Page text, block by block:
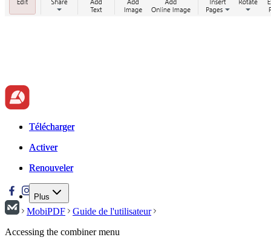
Télécharger
Activer
Renouveler
Plus
Télécharger
Activer
Renouveler
MobiPDF
Guide de l'utilisateur
Accessing the combiner menu